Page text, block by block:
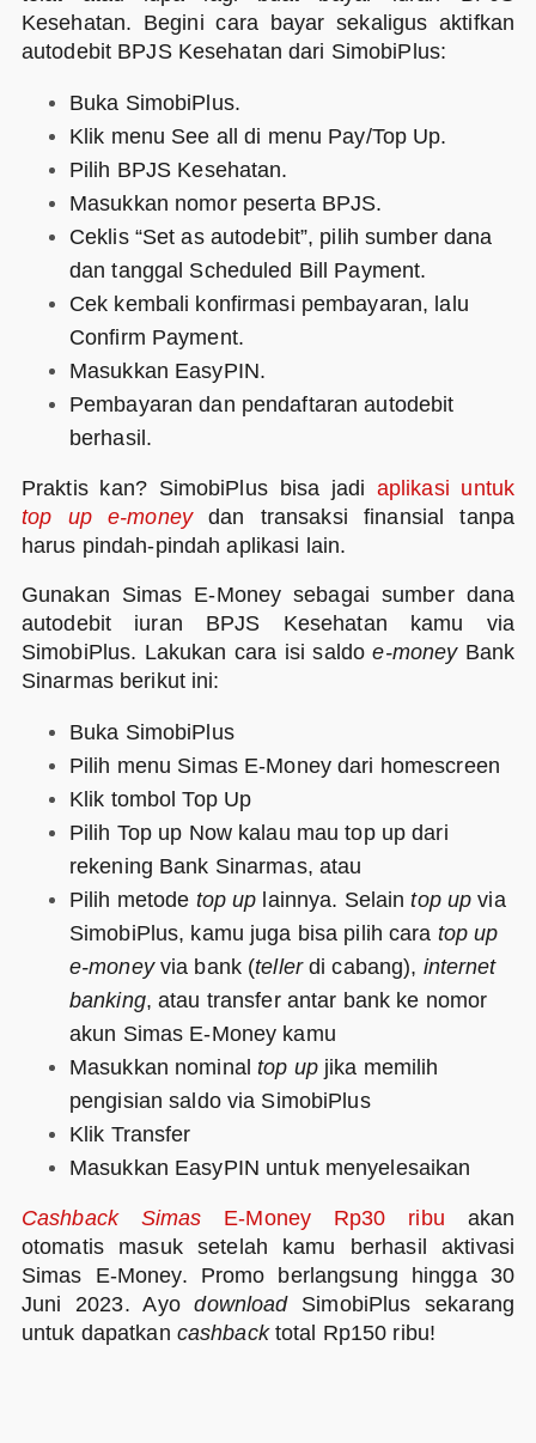
Kesehatan. Begini cara bayar sekaligus aktifkan
autodebit BPJS Kesehatan dari SimobiPlus:
Buka SimobiPlus.
Klik menu See all di menu Pay/Top Up.
Pilih BPJS Kesehatan.
Masukkan nomor peserta BPJS.
Ceklis “Set as autodebit”, pilih sumber dana
dan tanggal Scheduled Bill Payment.
Cek kembali konfirmasi pembayaran, lalu
Confirm Payment.
Masukkan EasyPIN.
Pembayaran dan pendaftaran autodebit
berhasil.
Praktis kan? SimobiPlus bisa jadi aplikasi untuk
top up
e-money
dan transaksi finansial tanpa
harus pindah-pindah aplikasi lain.
Gunakan Simas E-Money sebagai sumber dana
autodebit iuran BPJS Kesehatan kamu via
SimobiPlus. Lakukan cara isi saldoe-moneyBank
Sinarmas berikut ini:
Buka SimobiPlus
Pilih menu Simas E-Money dari homescreen
Klik tombol Top Up
Pilih Top up Now kalau mau top up dari
rekening Bank Sinarmas, atau
Pilih metode top up lainnya. Selaintop up via
SimobiPlus, kamu juga bisa pilih cara top up
e-moneyvia bank (tellerdi cabang), internet
banking, atau transfer antar bank ke nomor
akun Simas E-Money kamu
Masukkan nominaltop upjika memilih
pengisian saldo via SimobiPlus
Klik Transfer
Masukkan EasyPIN untuk menyelesaikan
Cashback Simas E-Money Rp30 ribu akan
otomatis masuk setelah kamu berhasil aktivasi
Simas E-Money. Promo berlangsung hingga 30
Juni 2023. AyodownloadSimobiPlus sekarang
untuk dapatkan cashbacktotal Rp150 ribu!